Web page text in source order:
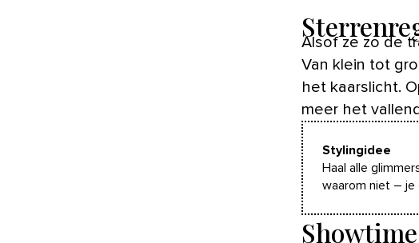
Alsof ze zo de trap af komen tuimelen, deze schitterende sterren.
Van klein tot
het kaarslicht.
meer het
Stylingidee
Haal alle
waarom niet – je
Showtime